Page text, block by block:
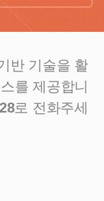
반 기술을 활
를 제공합니
로 전화주세